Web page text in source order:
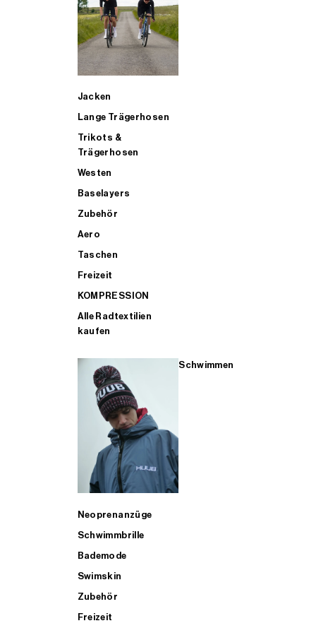
Jacken
Lange Trägerhosen
Trikots &
Trägerhosen
Westen
Baselayers
Zubehör
Aero
Taschen
Freizeit
KOMPRESSION
Alle Radtextilien
kaufen
Schwimmen
Neoprenanzüge
Schwimmbrille
Bademode
Swimskin
Zubehör
Freizeit
ALLE TRIATHLONARTIKEL FÜR MÄNNER KAUFEN